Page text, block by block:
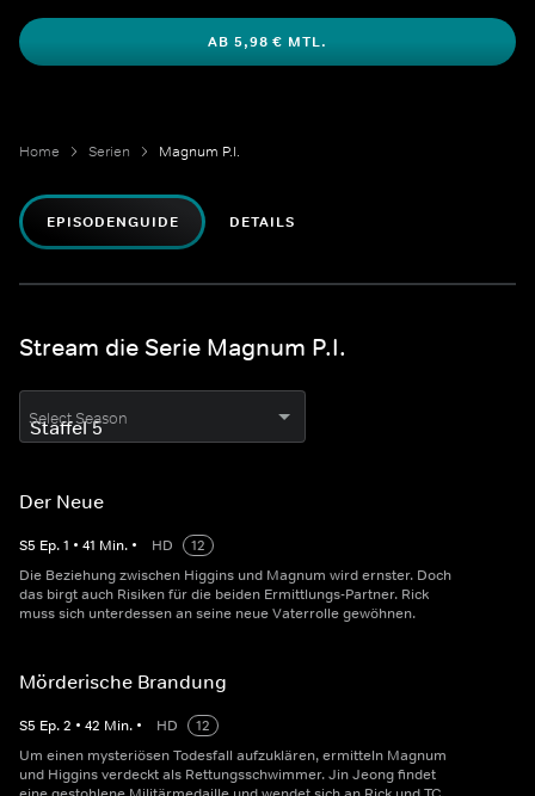
AB 5,98 € MTL.
Home Serien Magnum P.I.
EPISODENGUIDE DETAILS
Stream die Serie Magnum P.I.
Select Season
Der Neue
S5 Ep.1 • 41 Min. • HD
12
Die Beziehung zwischen Higgins und Magnum wird ernster. Doch
das birgt auch Risiken für die beiden Ermittlungs-Partner. Rick
muss sich unterdessen an seine neue Vaterrolle gewöhnen.
Mörderische Brandung
S5 Ep.2 • 42 Min. • HD
12
Um einen mysteriösen Todesfall aufzuklären, ermitteln Magnum
und Higgins verdeckt als Rettungsschwimmer. Jin Jeong findet